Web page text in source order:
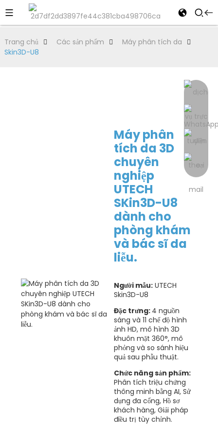
Trang chủ Các sản phẩm
Máy phân tích da
Skin3D-U8
Máy phân
tích da 3D
chuyên
nghiệp
UTECH
SKin3D-U8
dành cho
phòng khám
và bác sĩ da
liễu.
Người mẫu:UTECH
Skin3D-U8
Đặc trưng: 4 nguồn
sáng và 11 chế độ hình
ảnh HD, mô hình 3D
khuôn mặt 360°, mô
phỏng và so sánh hiệu
quả sau phẫu thuật.
Chức năng sản phẩm:
Phân tích triệu chứng
thông minh bằng AI, Sử
dụng đa cổng, Hồ sơ
khách hàng, Giải pháp
điều trị tùy chỉnh.